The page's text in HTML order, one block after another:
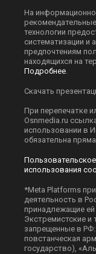
На
технологии
систематизации и
предпочтениям
находящихся на
Подробнее
Скачать
При перепечатке
Оsnmedia.ru
использовании в
обязательна
использования
*Meta Platforms
деятельность в
принадлежащие ей
Экстремистские и
запрещенные в РФ:
повстанческая
государство),